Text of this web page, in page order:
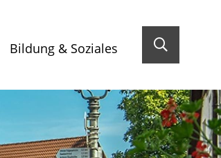
Bildung & Soziales